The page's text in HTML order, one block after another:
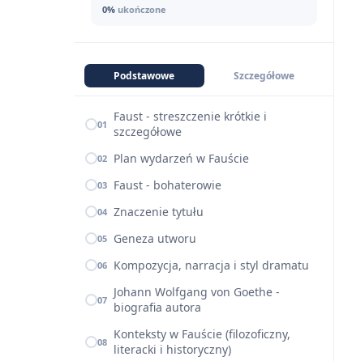
0% ukończone
Podstawowe Szczegółowe
01
Faust - streszczenie krótkie i
szczegółowe
02 Plan wydarzeń w Fauście
03 Faust - bohaterowie
04 Znaczenie tytułu
05 Geneza utworu
06 Kompozycja, narracja i styl dramatu
07 Johann Wolfgang von Goethe -
biografia autora
08 Konteksty w Fauście (filozoficzny,
literacki i historyczny)